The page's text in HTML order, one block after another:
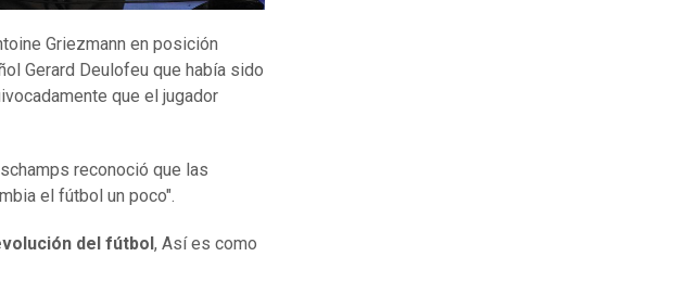
Griezmann en posición
Gerard Deulofeu que había sido
que el jugador
reconoció que las
el fútbol un poco".
del fútbol , Así es como